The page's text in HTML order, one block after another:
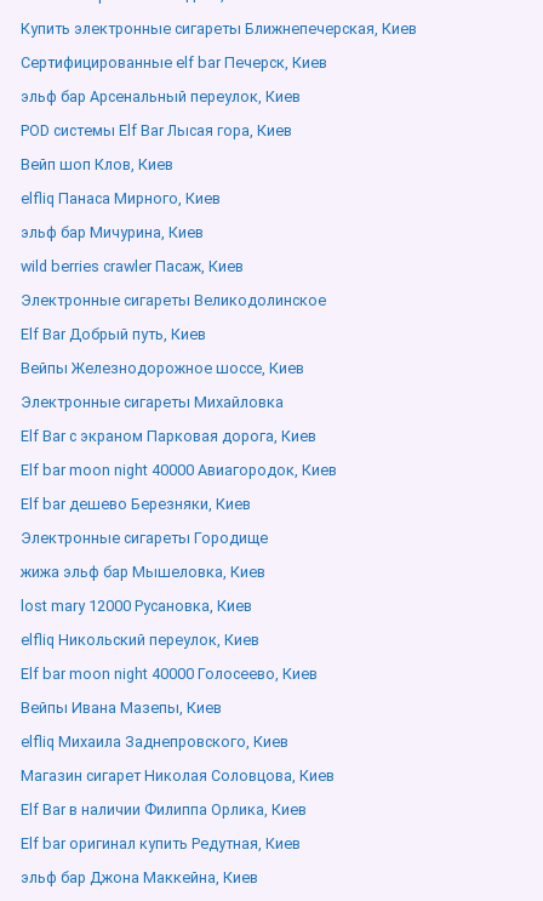
Купить электронные сигареты Ближнепечерская, Киев
Сертифицированные elf bar Печерск, Киев
эльф бар Арсенальный переулок, Киев
POD системы Elf Bar Лысая гора, Киев
Вейп шоп Клов, Киев
elfliq Панаса Мирного, Киев
эльф бар Мичурина, Киев
wild berries crawler Пасаж, Киев
Электронные сигареты Великодолинское
Elf Bar Добрый путь, Киев
Вейпы Железнодорожное шоссе, Киев
Электронные сигареты Михайловка
Elf Bar с экраном Парковая дорога, Киев
Elf bar moon night 40000 Авиагородок, Киев
Elf bar дешево Березняки, Киев
Электронные сигареты Городище
жижа эльф бар Мышеловка, Киев
lost mary 12000 Русановка, Киев
elfliq Никольский переулок, Киев
Elf bar moon night 40000 Голосеево, Киев
Вейпы Ивана Мазепы, Киев
elfliq Михаила Заднепровского, Киев
Магазин сигарет Николая Соловцова, Киев
Elf Bar в наличии Филиппа Орлика, Киев
Elf bar оригинал купить Редутная, Киев
эльф бар Джона Маккейна, Киев